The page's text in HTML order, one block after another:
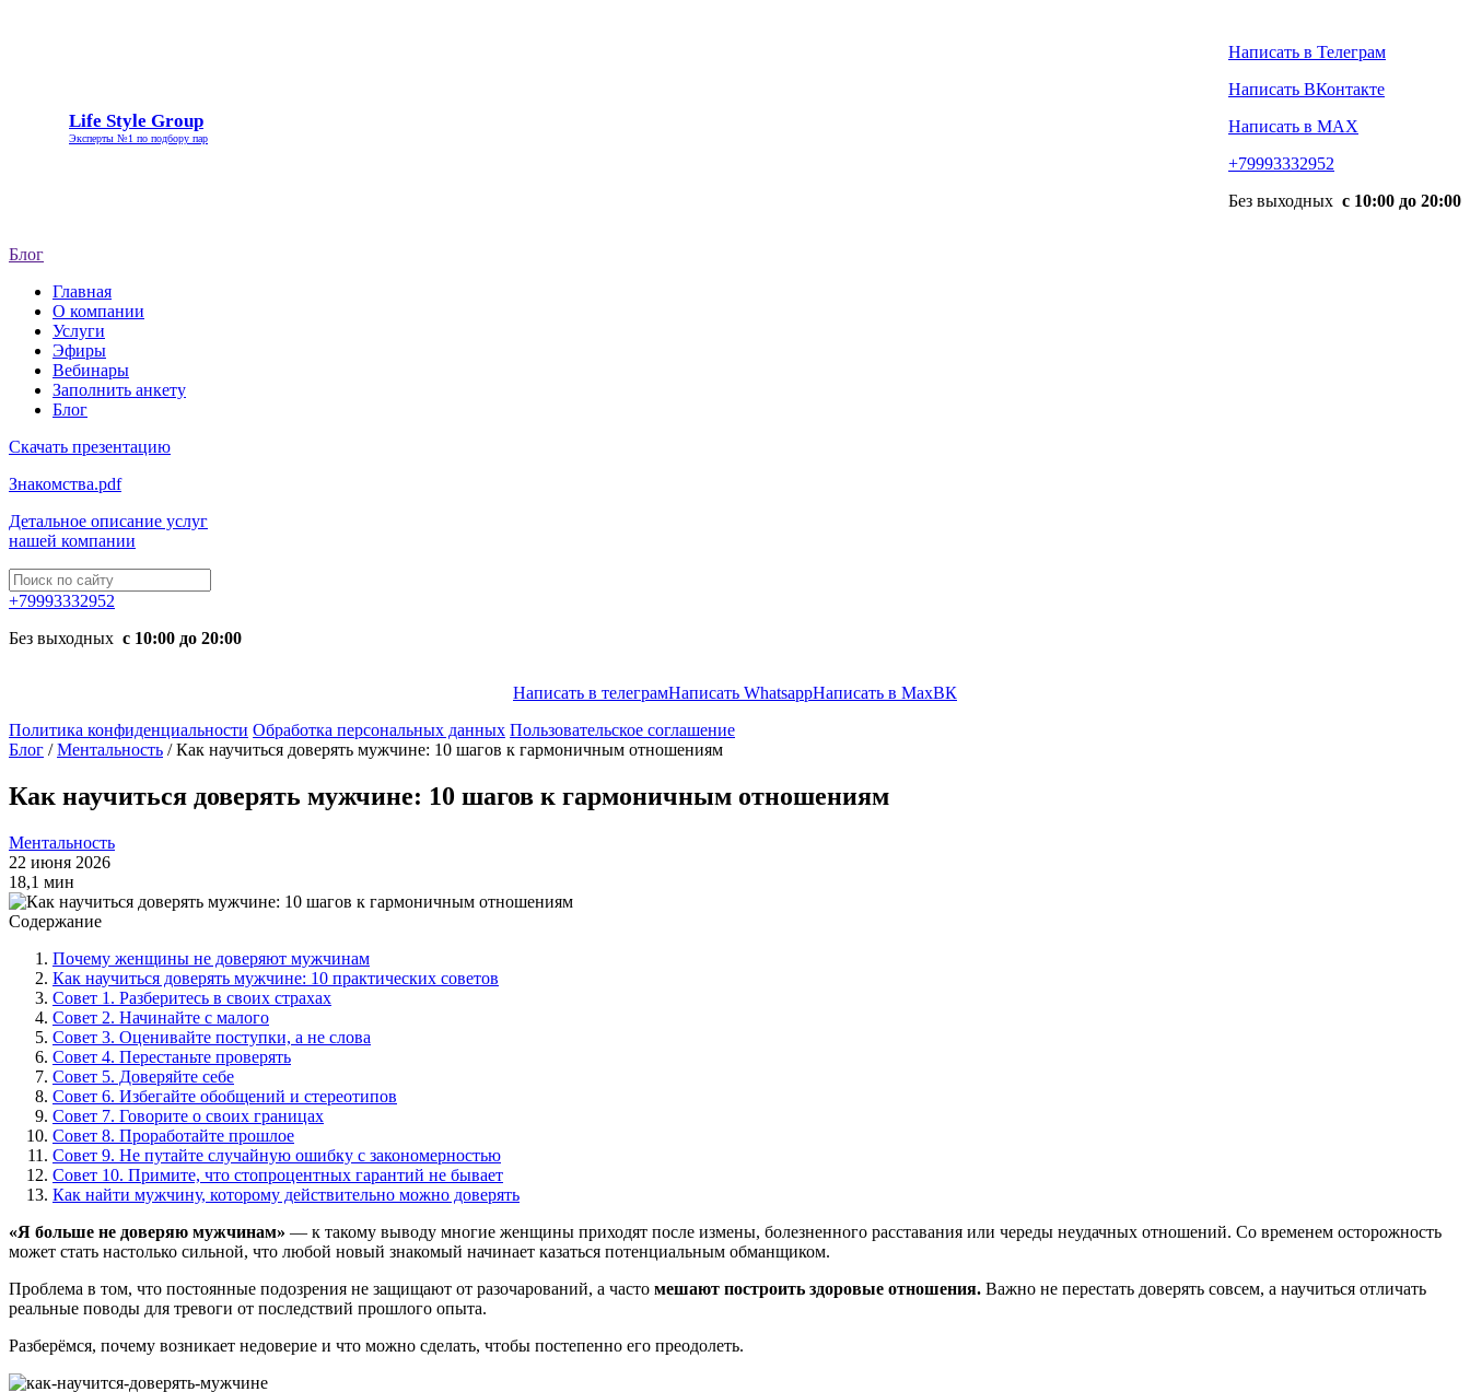
Life Style Group
Эксперты №1 по подбору пар
Написать в Телеграм
Написать ВКонтакте
Написать в MAX
+79993332952
Без выходных с 10:00 до 20:00
Блог
Главная
О компании
Услуги
Эфиры
Вебинары
Заполнить анкету
Блог
Скачать презентацию
Знакомства.pdf
Детальное описание услуг
нашей компании
+79993332952
Без выходных с 10:00 до 20:00
Написать в телеграмНаписать WhatsappНаписать в MaxВК
Политика конфиденциальности Обработка персональных данных Пользовательское соглашение
Блог /Ментальность /Как научиться доверять мужчине: 10 шагов к гармоничным отношениям
Как научиться доверять мужчине: 10 шагов к гармоничным отношениям
Ментальность
22 июня 2026
18,1 мин
Содержание
Почему женщины не доверяют мужчинам
Как научиться доверять мужчине: 10 практических советов
Совет 1. Разберитесь в своих страхах
Совет 2. Начинайте с малого
Совет 3. Оценивайте поступки, а не слова
Совет 4. Перестаньте проверять
Совет 5. Доверяйте себе
Совет 6. Избегайте обобщений и стереотипов
Совет 7. Говорите о своих границах
Совет 8. Проработайте прошлое
Совет 9. Не путайте случайную ошибку с закономерностью
Совет 10. Примите, что стопроцентных гарантий не бывает
Как найти мужчину, которому действительно можно доверять
«Я больше не доверяю мужчинам» — к такому выводу многие женщины приходят после измены, болезненного расставания или череды неудачных отношений. Со временем осторожность
может стать настолько сильной, что любой новый знакомый начинает казаться потенциальным обманщиком.
Проблема в том, что постоянные подозрения не защищают от разочарований, а часто мешают построить здоровые отношения. Важно не перестать доверять совсем, а научиться отличать
реальные поводы для тревоги от последствий прошлого опыта.
Разберёмся, почему возникает недоверие и что можно сделать, чтобы постепенно его преодолеть.